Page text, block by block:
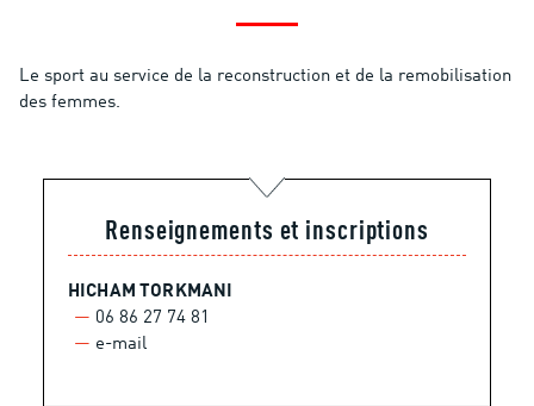
Le sport au service de la reconstruction et de la remobilisation
des femmes.
Renseignements et inscriptions
HICHAM TORKMANI
06 86 27 74 81
e-mail